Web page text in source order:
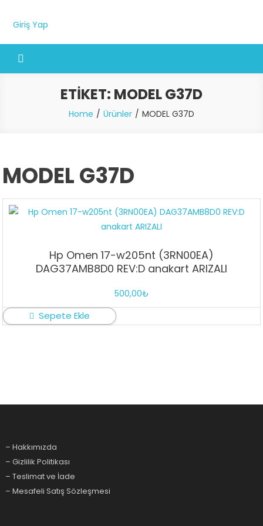
Giriş Yap
ETIKET: MODEL G37D
Home Ürünler MODEL G37D
MODEL G37D
Hp Omen 17-w205nt (3RN00EA)
DAG37AMB8D0 REV:D anakart ARIZALI
500,00₺
Sepete Ekle
– Hakkımızda
– Gizlilik Politikası
– Teslimat ve İade
– Mesafeli Satış Sözleşmesi